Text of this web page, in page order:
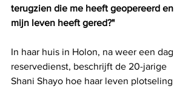
terugzien die me heeft geopereerd en
mijn leven heeft gered?"
In haar huis in Holon, na weer een dag
reservedienst, beschrijft de 20-jarige
Shani Shayo hoe haar leven plotseling